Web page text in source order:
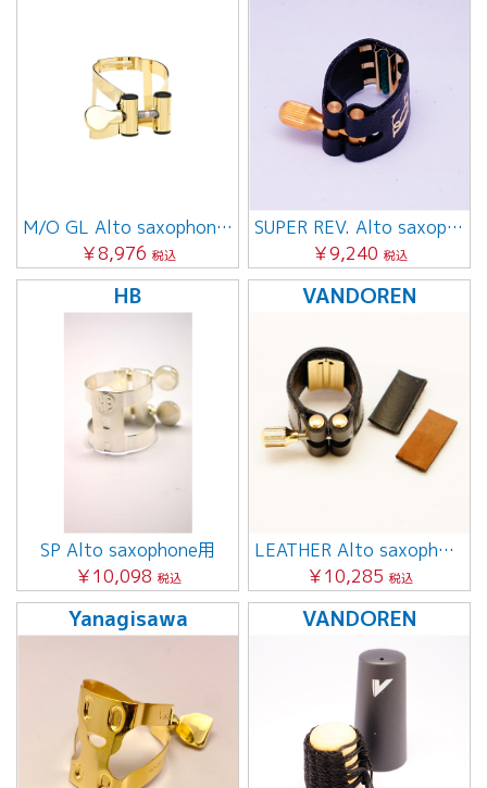
M/O GL Alto saxophone用
￥8,976 税込
SUPER REV. Alto saxophone用
￥9,240 税込
HB
SP Alto saxophone用
￥10,098 税込
VANDOREN
LEATHER Alto saxophone用
￥10,285 税込
Yanagisawa VANDOREN